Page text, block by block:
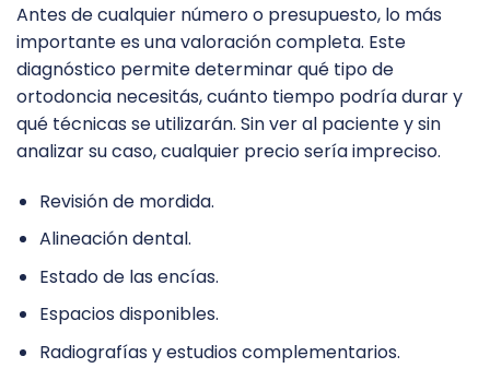
Antes de cualquier número o presupuesto, lo más
importante es una valoración completa. Este
diagnóstico permite determinar qué tipo de
ortodoncia necesitás, cuánto tiempo podría durar y
qué técnicas se utilizarán. Sin ver al paciente y sin
analizar su caso, cualquier precio sería impreciso.
Revisión de mordida.
Alineación dental.
Estado de las encías.
Espacios disponibles.
Radiografías y estudios complementarios.